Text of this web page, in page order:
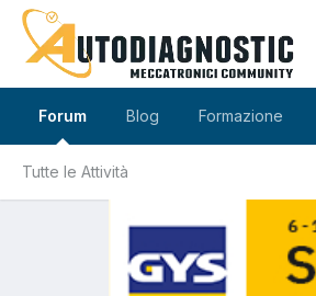
Forum
Tutte le Attività
Blog Formazione